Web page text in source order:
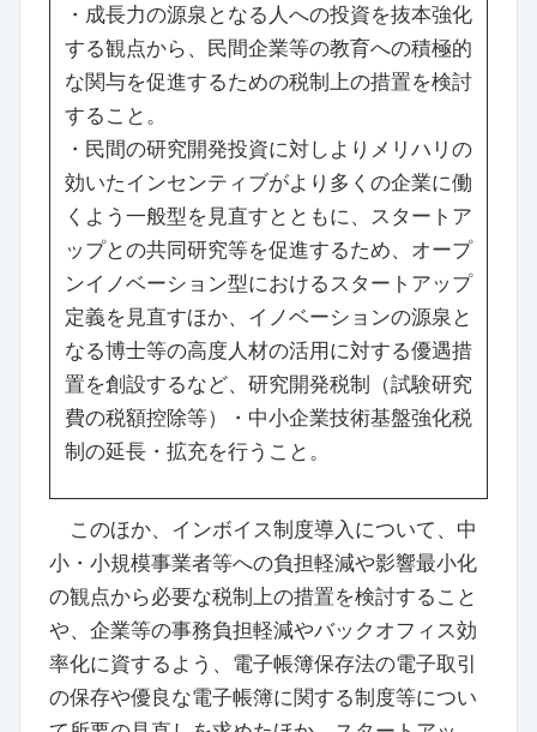
・成長力の源泉となる人への投資を抜本強化
する観点から、民間企業等の教育への積極的
な関与を促進するための税制上の措置を検討
すること。
・民間の研究開発投資に対しよりメリハリの
効いたインセンティブがより多くの企業に働
くよう一般型を見直すとともに、スタートア
ップとの共同研究等を促進するため、オープ
ンイノベーション型におけるスタートアップ
定義を見直すほか、イノベーションの源泉と
なる博士等の高度人材の活用に対する優遇措
置を創設するなど、研究開発税制（試験研究
費の税額控除等）・中小企業技術基盤強化税
制の延長・拡充を行うこと。
このほか、インボイス制度導入について、中
小・小規模事業者等への負担軽減や影響最小化
の観点から必要な税制上の措置を検討すること
や、企業等の事務負担軽減やバックオフィス効
率化に資するよう、電子帳簿保存法の電子取引
の保存や優良な電子帳簿に関する制度等につい